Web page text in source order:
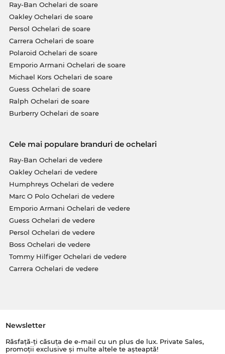
Ray-Ban Ochelari de soare
Oakley Ochelari de soare
Persol Ochelari de soare
Carrera Ochelari de soare
Polaroid Ochelari de soare
Emporio Armani Ochelari de soare
Michael Kors Ochelari de soare
Guess Ochelari de soare
Ralph Ochelari de soare
Burberry Ochelari de soare
Cele mai populare branduri de ochelari
Ray-Ban Ochelari de vedere
Oakley Ochelari de vedere
Humphreys Ochelari de vedere
Marc O Polo Ochelari de vedere
Emporio Armani Ochelari de vedere
Guess Ochelari de vedere
Persol Ochelari de vedere
Boss Ochelari de vedere
Tommy Hilfiger Ochelari de vedere
Carrera Ochelari de vedere
Newsletter
Răsfață-ți căsuța de e-mail cu un plus de lux. Private Sales,
promoții exclusive și multe altele te așteaptă!